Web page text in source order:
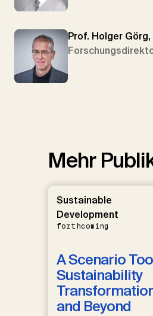
Prof. Holger Görg,
Mehr
Sustainable
Development
forthcoming
A Scenario
Sustainability
and Beyond